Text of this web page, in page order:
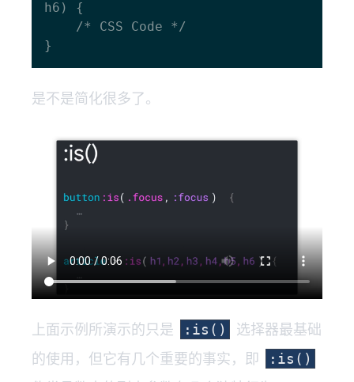
h6) {
是不是简化很多了。
上面示例所演示的只是 :is()
选择器最基础
的使用，但它有几个重要的事实，即
:is()